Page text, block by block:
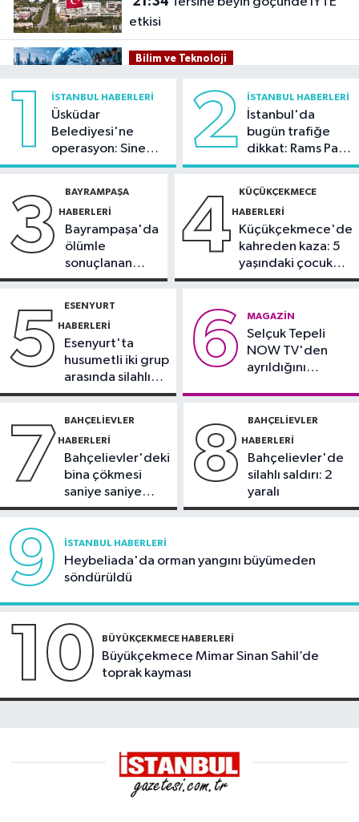
etkisi
Bilim ve Teknoloji
oranı yüzde 92,3 oldu
Bilim ve Teknoloji
Kültür Sanat
21:21
vatandaşları yazlık sinemada
buluşturuyor
demeyin, önlemini alın
1 İSTANBUL HABERLERI
Üsküdar
Belediyesi'ne
operasyon: Sinem
Dedetaş'a
2 İSTANBUL HABERLERI
İstanbul'da
bugün trafiğe
dikkat: Rams Park
çevresinde bazı
3 BAYRAMPAŞA
HABERLERI
Bayrampaşa'da
ölümle
sonuçlanan
kaza: Sürücü
4 KÜÇÜKÇEKMECE
HABERLERI
Küçükçekmece'de
kahreden kaza: 5
yaşındaki çocuk
yoğun bakımda
5 ESENYURT
HABERLERI
Esenyurt'ta
husumetli iki grup
arasında silahlı
kavga
6 MAGAZIN
Selçuk Tepeli
NOW TV'den
ayrıldığını
7 BAHÇELIEVLER
HABERLERI
Bahçelievler'deki
bina çökmesi
saniye saniye
görüntülendi
8 BAHÇELIEVLER
HABERLERI
Bahçelievler'de
silahlı saldırı: 2
yaralı
9 İSTANBUL HABERLERI
Heybeliada'da orman yangını büyümeden
söndürüldü
10 BÜYÜKÇEKMECE HABERLERI
Büyükçekmece Mimar Sinan Sahil’de
toprak kayması